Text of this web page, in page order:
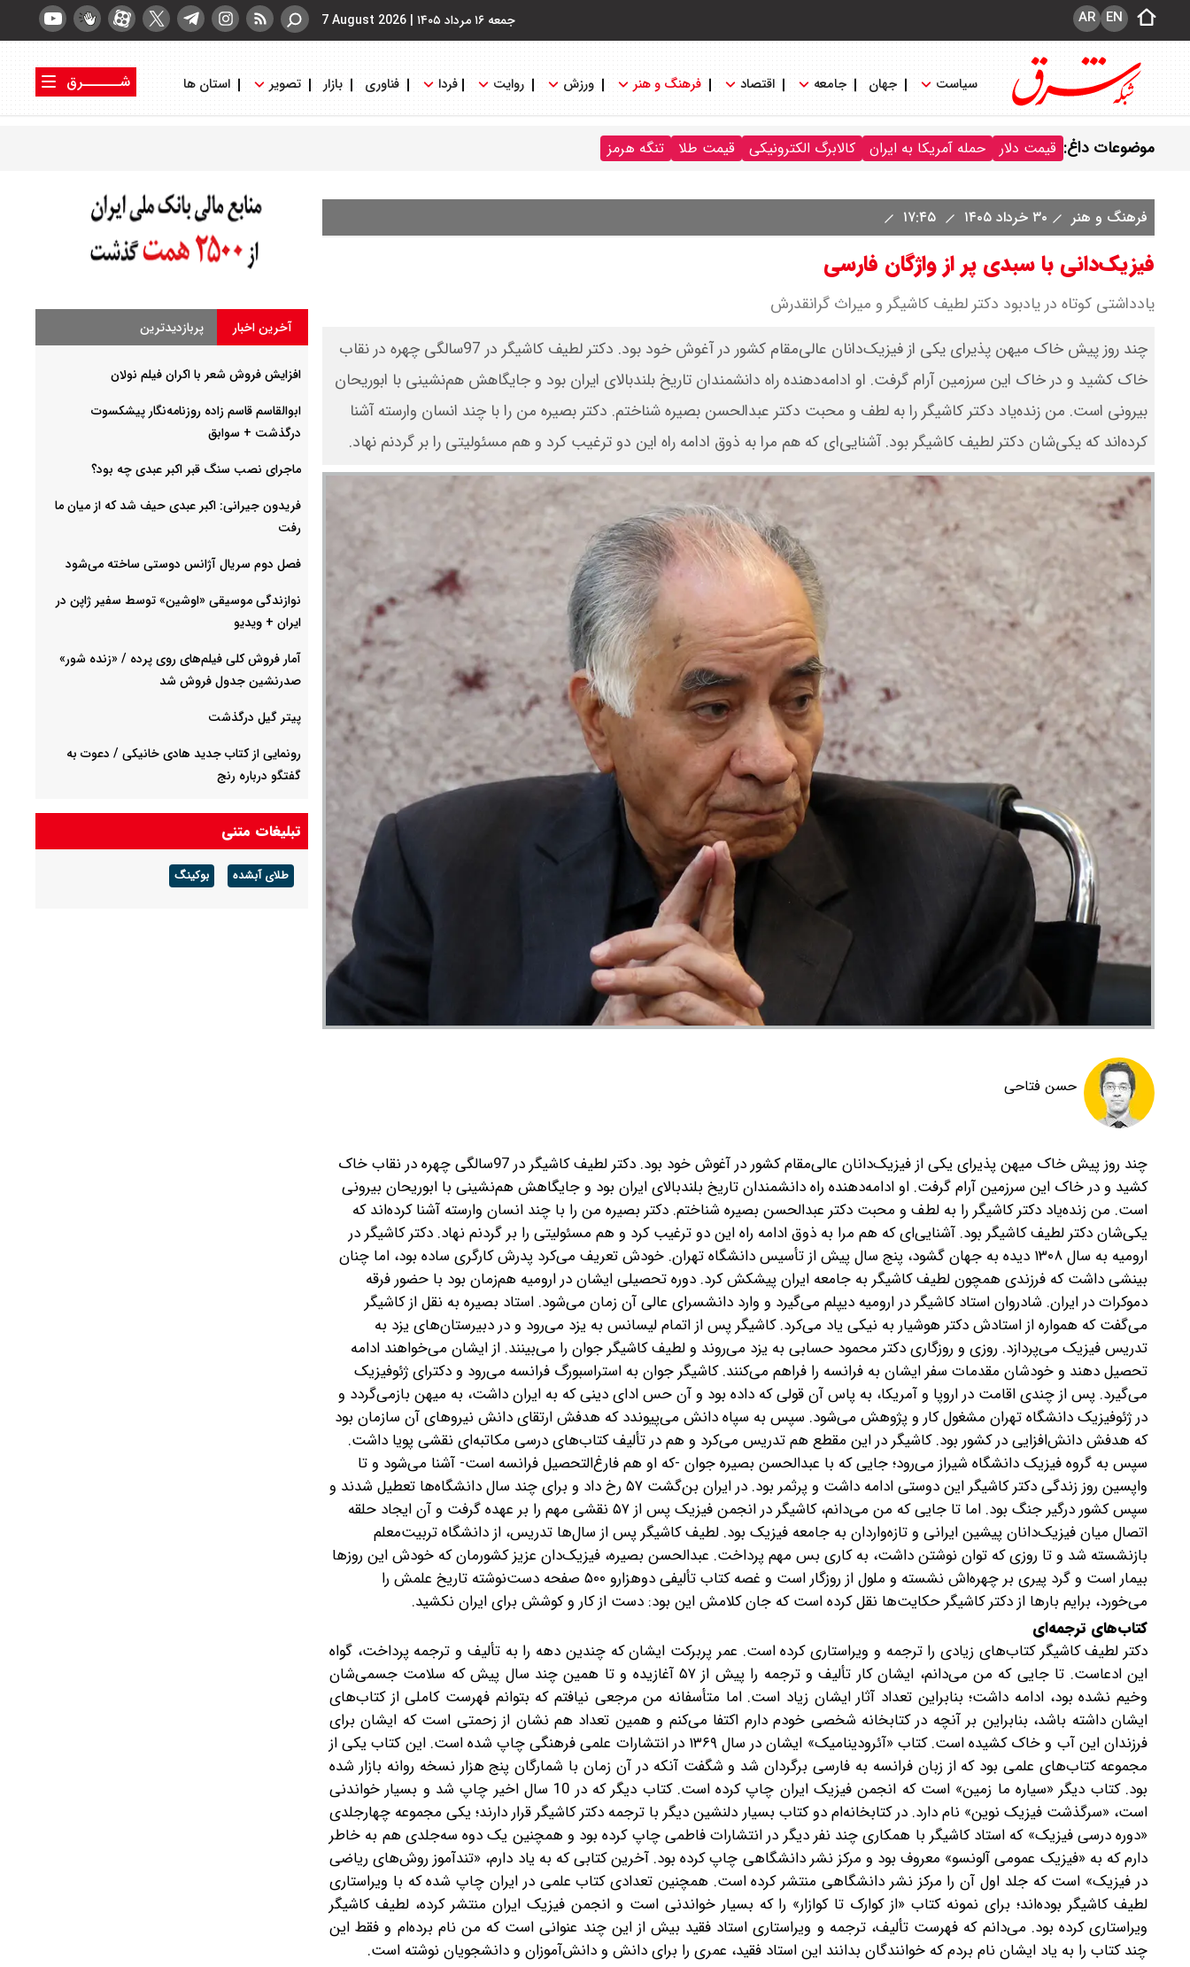
جمعه ۱۶ مرداد ۱۴۰۵ |
7 August 2026 EN
AR
سیاست جهان جامعه اقتصاد فرهنگ و هنر ورزش روایت فردا فناوری بازار تصویر استان ها
شــــــرق
موضوعات داغ: قیمت دلار حمله آمریکا به ایران کالابرگ الکترونیکی قیمت طلا تنگه هرمز
فرهنگ و هنر ۳۰ خرداد ۱۴۰۵
فیزیک‌دانی با سبدی پر از واژگان فارسی
یادداشتی کوتاه در یادبود دکتر لطیف کاشیگر و میراث گرانقدرش
چند روز پیش خاک میهن پذیرای یکی از فیزیک‌دانان عالی‌مقام کشور در آغوش خود بود. دکتر لطیف کاشیگر در 97سالگی چهره در نقاب
خاک کشید و در خاک این سرزمین آرام گرفت. او ادامه‌دهنده راه دانشمندان تاریخ بلندبالای ایران بود و جایگاهش هم‌نشینی با ابوریحان
بیرونی است. من زنده‌یاد دکتر کاشیگر را به لطف و محبت دکتر عبدالحسن بصیره شناختم. دکتر بصیره من را با چند انسان وارسته آشنا
کرده‌اند که یکی‌شان دکتر لطیف کاشیگر بود. آشنایی‌ای که هم مرا به ذوق ادامه راه این دو ترغیب کرد و هم مسئولیتی را بر گردنم نهاد.
حسن فتاحی
چند روز پیش خاک میهن پذیرای یکی از فیزیک‌دانان عالی‌مقام کشور در آغوش خود بود. دکتر لطیف کاشیگر در 97سالگی چهره در نقاب خاک
کشید و در خاک این سرزمین آرام گرفت. او ادامه‌دهنده راه دانشمندان تاریخ بلندبالای ایران بود و جایگاهش هم‌نشینی با ابوریحان بیرونی
است. من زنده‌یاد دکتر کاشیگر را به لطف و محبت دکتر عبدالحسن بصیره شناختم. دکتر بصیره من را با چند انسان وارسته آشنا کرده‌اند که
یکی‌شان دکتر لطیف کاشیگر بود. آشنایی‌ای که هم مرا به ذوق ادامه راه این دو ترغیب کرد و هم مسئولیتی را بر گردنم نهاد. دکتر کاشیگر در
ارومیه به سال ۱۳۰۸ دیده به جهان گشود، پنج سال پیش از تأسیس دانشگاه تهران. خودش تعریف می‌کرد پدرش کارگری ساده بود، اما چنان
بینشی داشت که فرزندی همچون لطیف کاشیگر به جامعه ایران پیشکش کرد. دوره تحصیلی ایشان در ارومیه هم‌زمان بود با حضور فرقه
دموکرات در ایران. شادروان استاد کاشیگر در ارومیه دیپلم می‌گیرد و وارد دانشسرای عالی آن زمان می‌شود. استاد بصیره به نقل از کاشیگر
می‌گفت که همواره از استادش دکتر هوشیار به نیکی یاد می‌کرد. کاشیگر پس از اتمام لیسانس به یزد می‌رود و در دبیرستان‌های یزد به
تدریس فیزیک می‌پردازد. روزی و روزگاری دکتر محمود حسابی به یزد می‌روند و لطیف کاشیگر جوان را می‌بینند. از ایشان می‌خواهند ادامه‌
تحصیل دهند و خودشان مقدمات سفر ایشان به فرانسه را فراهم می‌کنند. کاشیگر جوان به استراسبورگ فرانسه می‌رود و دکترای ژئوفیزیک
می‌گیرد. پس از چندی اقامت در اروپا و آمریکا، به پاس آن قولی که داده بود و آن حس ادای دینی که به ایران داشت، به میهن بازمی‌گردد و
در ژئوفیزیک دانشگاه تهران مشغول کار و پژوهش می‌شود. سپس به سپاه‌ دانش می‌پیوندد که هدفش ارتقای دانش نیروهای آن سازمان بود
که هدفش دانش‌افزایی در کشور بود. کاشیگر در این مقطع هم تدریس می‌کرد و هم در تألیف کتاب‌های درسی مکاتبه‌ای نقشی پویا داشت.
سپس به گروه فیزیک دانشگاه شیراز می‌رود؛ جایی که با عبدالحسن بصیره جوان -‌که او هم فارغ‌التحصیل فرانسه است- آشنا می‌شود و تا
واپسین روز زندگی دکتر کاشیگر این دوستی ادامه داشت و پرثمر بود. در ایران بن‌گشت ۵۷ رخ داد و برای چند سال دانشگاه‌ها تعطیل شدند و
سپس کشور درگیر جنگ بود. اما تا جایی که من می‌دانم، کاشیگر در انجمن فیزیک پس از ۵۷ نقشی مهم را بر عهده گرفت و آن ایجاد حلقه
اتصال میان فیزیک‌دانان پیشین ایرانی و تازه‌واردان به جامعه فیزیک بود. لطیف کاشیگر پس از سال‌ها تدریس، از دانشگاه تربیت‌معلم
بازنشسته شد و تا روزی که توان نوشتن داشت، به کاری بس مهم پرداخت. عبدالحسن بصیره، فیزیک‌دان عزیز کشورمان که خودش این روزها
بیمار است و گرد پیری بر چهره‌اش نشسته و ملول از روزگار است و غصه کتاب تألیفی دوهزارو ‌۵۰۰ صفحه دست‌نوشته تاریخ علمش را
می‌خورد، برایم بارها از دکتر کاشیگر حکایت‌ها نقل کرده است که جان کلامش این بود: دست از کار و کوشش برای ایران نکشید.
کتاب‌های ترجمه‌ای
دکتر لطیف کاشیگر کتاب‌های زیادی را ترجمه و ویراستاری کرده است. عمر پربرکت ایشان که چندین دهه را به تألیف و ترجمه پرداخت، گواه
این ادعاست. تا جایی که من می‌دانم، ایشان کار تألیف و ترجمه را پیش از ۵۷ آغازیده و تا همین چند سال پیش که سلامت جسمی‌شان
وخیم نشده بود، ادامه داشت؛ بنابراین تعداد آثار ایشان زیاد است. اما متأسفانه من مرجعی نیافتم که بتوانم فهرست کاملی از کتاب‌های
ایشان داشته باشد، بنابراین بر آنچه در کتابخانه شخصی خودم دارم اکتفا می‌کنم و همین تعداد هم نشان از زحمتی است که ایشان برای
فرزندان این آب‌ و خاک کشیده است. کتاب «آئرودینامیک» ایشان در سال ۱۳۶۹ در انتشارات علمی فرهنگی چاپ شده است. این کتاب یکی از
مجموعه کتاب‌های علمی بود که از زبان فرانسه به فارسی برگردان شد‌‌ و شگفت آنکه در آن زمان با شمارگان پنج هزار نسخه روانه بازار شده
بود. کتاب دیگر «سیاره ما زمین» است که انجمن فیزیک ایران چاپ کرده است. کتاب دیگر که در 10 سال اخیر چاپ شد و بسیار خواندنی
است، «سرگذشت فیزیک نوین» نام دارد. در کتابخانه‌ام دو کتاب بسیار دلنشین دیگر با ترجمه‌ دکتر کاشیگر قرار دارند؛ یکی مجموعه چهارجلدی
«دوره درسی فیزیک» که استاد کاشیگر با همکاری چند نفر دیگر در انتشارات فاطمی چاپ کرده‌ بود و همچنین یک دوه سه‌جلدی هم به خاطر
دارم که به «فیزیک عمومی آلونسو» معروف بود و مرکز نشر دانشگاهی چاپ کرده بود. آخرین کتابی که به یاد دارم، «تندآموز روش‌های ریاضی
در فیزیک» است که جلد اول آن را مرکز نشر دانشگاهی منتشر کرده است. همچنین تعدادی کتاب علمی در ایران چاپ شده که با ویراستاری
لطیف کاشیگر بوده‌اند؛ برای نمونه کتاب «از کوارک تا کوازار» را که بسیار خواندنی است و انجمن فیزیک ایران منتشر کرده، لطیف کاشیگر
ویراستاری کرده بود. می‌دانم که فهرست تألیف، ترجمه و ویراستاری استاد فقید بیش از این چند عنوانی است که من نام برده‌ام و فقط این
چند کتاب را به یاد ایشان نام بردم که خوانندگان بدانند این استاد فقید، عمری را برای دانش و دانش‌آموزان و دانشجویان نوشته است.
آخرین اخبار پربازدیدترین
افزایش فروش شعر با اکران فیلم نولان
ابوالقاسم قاسم زاده روزنامه‌نگار پیشکسوت
درگذشت + سوابق
ماجرای نصب سنگ قبر اکبر عبدی چه بود؟
فریدون جیرانی: اکبر عبدی حیف شد که از میان ما
رفت
فصل دوم سریال آژانس دوستی ساخته می‌شود
نوازندگی موسیقی «اوشین» توسط سفیر ژاپن در
ایران + ویدیو
آمار فروش کلی فیلم‌های روی پرده / «زنده شور»
صدرنشین جدول فروش شد
پیتر گیل درگذشت
رونمایی از کتاب جدید هادی خانیکی / دعوت به
گفتگو درباره رنج
جزئیات جدید درباره زمان خاکسپاری مریم همتیان
تبلیغات متنی
طلای آبشده بوکینگ